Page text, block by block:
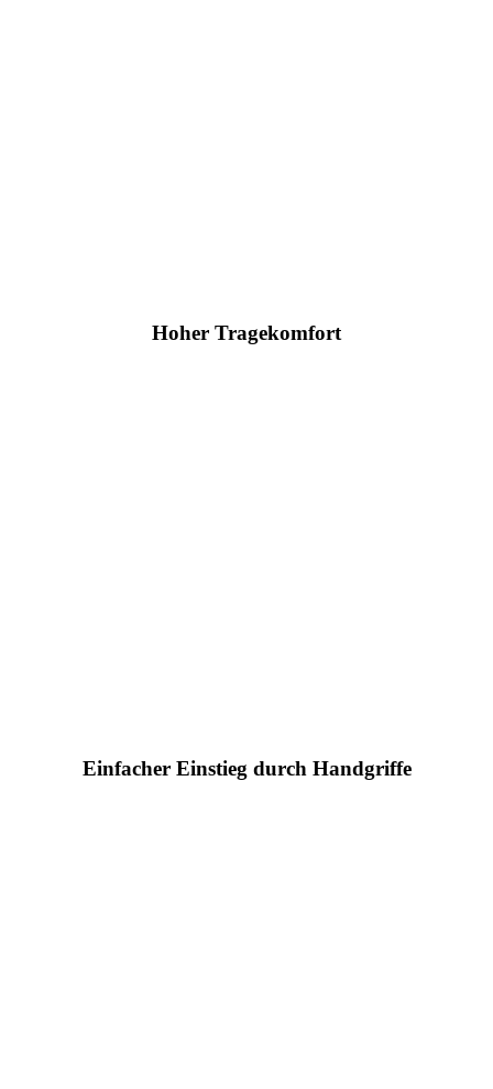
Hoher Tragekomfort
Einfacher Einstieg durch Handgriffe